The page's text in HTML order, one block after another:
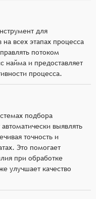
для
всех этапах процесса
потоком
найма и предоставляет
процесса.
подбора
выявлять
точность и
Это помогает
при обработке
улучшает качество